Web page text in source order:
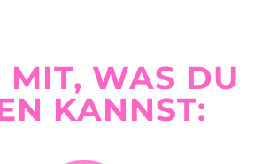
MIT, WAS DU
KANNST: